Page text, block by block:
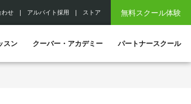
無料スクール体験
わせ アルバイト採用 ストア
スン クーバー・アカデミー パートナースクール